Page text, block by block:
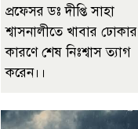
প্রফেসর ডঃ দীপ্তি সাহা
শ্বাসনালীতে খাবার ঢোকার
কারণে শেষ নিঃশ্বাস ত্যাগ
করেন।।